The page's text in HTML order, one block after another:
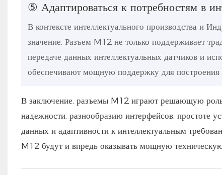
⑤ Адаптироваться к потребностям в
В контексте интеллектуального производства и
значение. Разъем M12 не только поддерживает
передаче данных интеллектуальных датчиков и
обеспечивают мощную поддержку для построения
В заключение, разъемы M12 играют решающую
надежности, разнообразию интерфейсов, простоте
данных и адаптивности к интеллектуальным
M12 будут и впредь оказывать мощную